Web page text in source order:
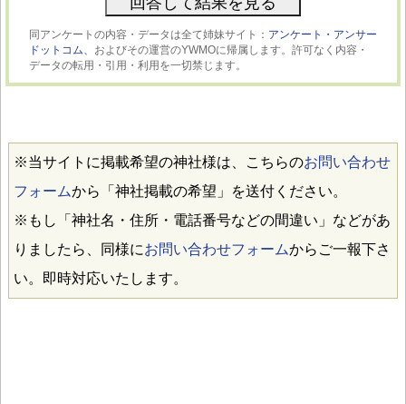
同アンケートの内容・データは全て姉妹サイト： アンケート・アンサー
ドットコム、 およびその運営のYWMOに帰属します。許可なく内容・
データの転用・引用・利用を一切禁じます。
※当サイトに掲載希望の神社様は、こちらのお問い合わせ
フォームから「神社掲載の希望」を送付ください。
※もし「神社名・住所・電話番号などの間違い」などがあ
りましたら、同様にお問い合わせフォームからご一報下さ
い。即時対応いたします。